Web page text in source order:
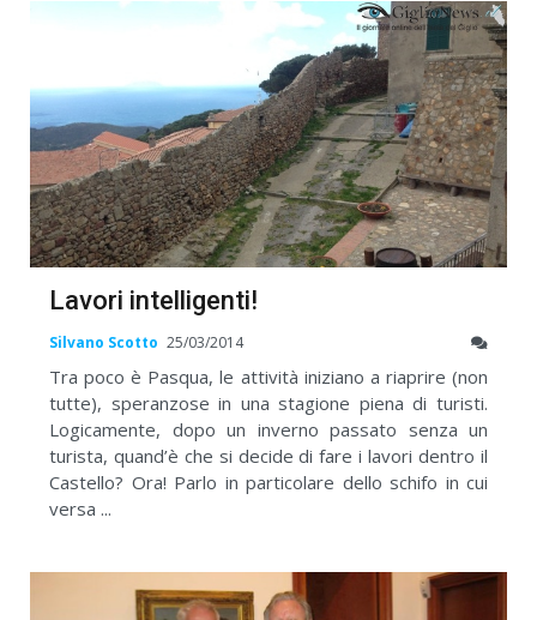
Lavori intelligenti!
Silvano Scotto 25/03/2014
Tra poco è Pasqua, le attività iniziano a riaprire (non
tutte), speranzose in una stagione piena di turisti.
Logicamente, dopo un inverno passato senza un
turista, quand’è che si decide di fare i lavori dentro il
Castello? Ora! Parlo in particolare dello schifo in cui
versa ...